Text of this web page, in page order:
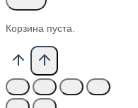
Корзина пуста.